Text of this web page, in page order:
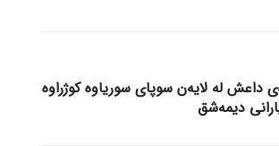
داعش لە لایەن سوپای سوریاوە کوژراوە
دیمەشق